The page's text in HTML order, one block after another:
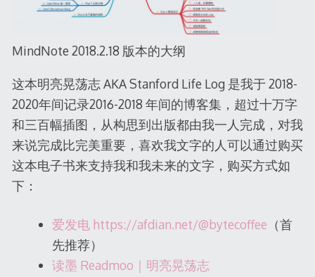
MindNote 2018.2.18 版本的大纲
这本明亮晃荡志 AKA Stanford Life Log 是我于 2018-
2020年间记录2016-2018 年间的博客集，超过十万字
和三百幅插图，从构思到出版都由我一人完成，对我
来说完成比完美重要，喜欢我文字的人可以通过购买
这本电子书来支持我和我未来的文字，购买方式如
下：
爱发电 https://afdian.net/@bytecoffee （首
先推荐）
读墨 Readmoo｜明亮晃荡志